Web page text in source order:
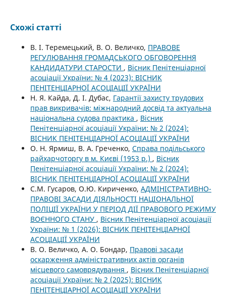
Схожі статті
В. І. Теремецький, В. О. Величко, ПРАВОВЕ
РЕГУЛЮВАННЯ ГРОМАДСЬКОГО ОБГОВОРЕННЯ
КАНДИДАТУРИ СТАРОСТИ , Вісник Пенітенціарної
асоціації України: № 4 (2023): ВІСНИК
ПЕНІТЕНЦІАРНОЇ АСОЦІАЦІЇ УКРАЇНИ
Н. Я. Кайда, Д. І. Дубас, Гарантії захисту трудових
прав викривачів: міжнародний досвід та актуальна
національна судова практика , Вісник
Пенітенціарної асоціації України: № 2 (2024):
ВІСНИК ПЕНІТЕНЦІАРНОЇ АСОЦІАЦІЇ УКРАЇНИ
О. Н. Ярмиш, В. А. Греченко, Справа подільського
райхарчоторгу в м. Києві (1953 р.) , Вісник
Пенітенціарної асоціації України: № 2 (2024):
ВІСНИК ПЕНІТЕНЦІАРНОЇ АСОЦІАЦІЇ УКРАЇНИ
С.М. Гусаров, О.Ю. Кириченко, АДМІНІСТРАТИВНО-
ПРАВОВІ ЗАСАДИ ДІЯЛЬНОСТІ НАЦІОНАЛЬНОЇ
ПОЛІЦІЇ УКРАЇНИ У ПЕРІОД ДІЇ ПРАВОВОГО РЕЖИМУ
ВОЄННОГО СТАНУ , Вісник Пенітенціарної асоціації
України: № 1 (2026): ВІСНИК ПЕНІТЕНЦІАРНОЇ
АСОЦІАЦІЇ УКРАЇНИ
В. О. Величко, А. О. Бондар, Правові засади
оскарження адміністративних актів органів
місцевого самоврядування , Вісник Пенітенціарної
асоціації України: № 2 (2025): ВІСНИК
ПЕНІТЕНЦІАРНОЇ АСОЦІАЦІЇ УКРАЇНИ